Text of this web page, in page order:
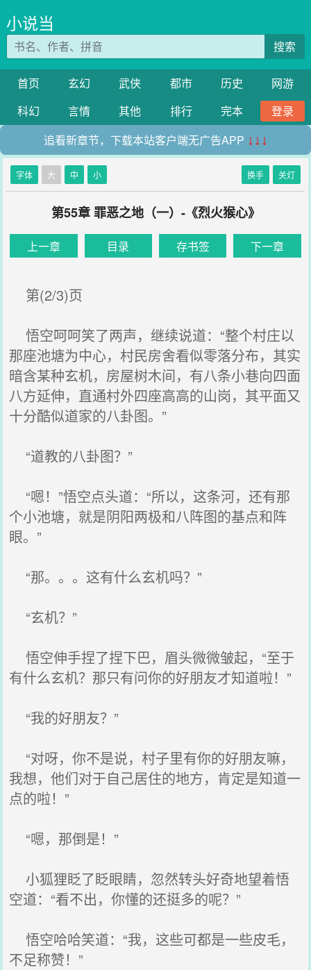
小说当
搜索
首页 玄幻 武侠 都市 历史
网游
科幻
言情 其他 排行 完本
登录
追看新章节，下载本站客户端无广告APP ↓↓↓
字体 大 中 小 换手 关灯
第55章 罪恶之地（一）-《烈火猴心》
上一章 目录 存书签 下一章
第(2/3)页
悟空呵呵笑了两声，继续说道：“整个村庄以
那座池塘为中心，村民房舍看似零落分布，其实
暗含某种玄机，房屋树木间，有八条小巷向四面
八方延伸，直通村外四座高高的山岗，其平面又
十分酷似道家的八卦图。”
“道教的八卦图？”
“嗯！”悟空点头道：“所以，这条河，还有那
个小池塘，就是阴阳两极和八阵图的基点和阵
眼。”
“那。。。这有什么玄机吗？”
“玄机？”
悟空伸手捏了捏下巴，眉头微微皱起，“至于
有什么玄机？那只有问你的好朋友才知道啦！”
“我的好朋友？”
“对呀，你不是说，村子里有你的好朋友嘛，
我想，他们对于自己居住的地方，肯定是知道一
点的啦！”
“嗯，那倒是！”
小狐狸眨了眨眼睛，忽然转头好奇地望着悟
空道：“看不出，你懂的还挺多的呢？”
悟空哈哈笑道：“我，这些可都是一些皮毛，
不足称赞！”